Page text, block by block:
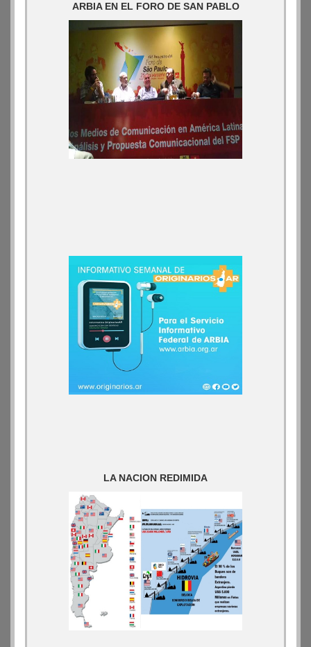
ARBIA EN EL FORO DE SAN PABLO
LA NACION REDIMIDA